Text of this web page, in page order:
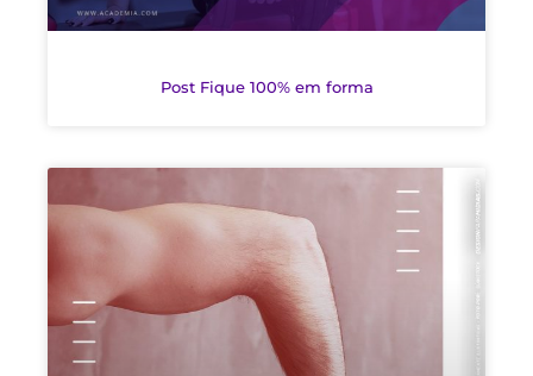
Post Fique 100% em forma